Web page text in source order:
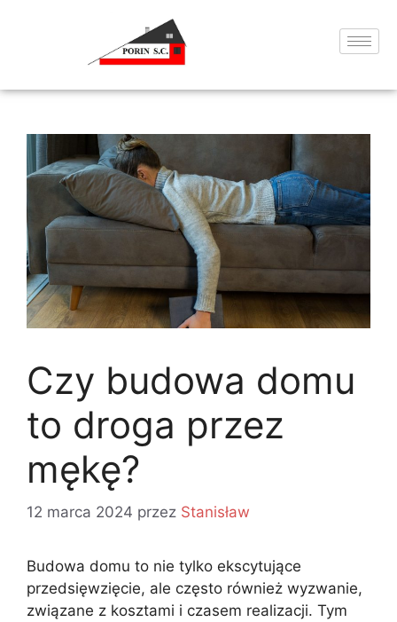
Czy budowa domu
to droga przez
mękę?
12 marca 2024 przez Stanisław
Budowa domu to nie tylko ekscytujące
przedsięwzięcie, ale często również wyzwanie,
związane z kosztami i czasem realizacji. Tym